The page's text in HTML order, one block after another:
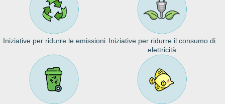
Iniziative per ridurre le emissioni Iniziative per ridurre il consumo di
elettricità